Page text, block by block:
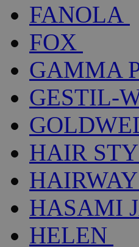
FANOLA
FOX
GAMMA
GESTIL-
HAIR
HAIRWAY
HASAMI
HELEN